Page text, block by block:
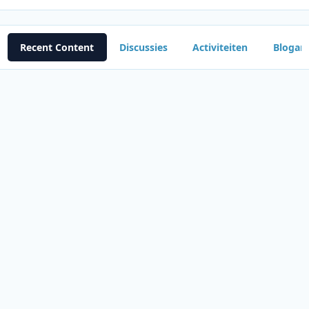
Recent Content Discussies Activiteiten